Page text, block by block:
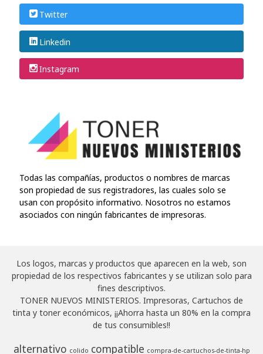
Twitter
Linkedin
Instagram
Todas las compañías, productos o nombres de marcas
son propiedad de sus registradores, las cuales solo se
usan con propósito informativo. Nosotros no estamos
asociados con ningún fabricantes de impresoras.
Los logos, marcas y productos que aparecen en la web, son
propiedad de los respectivos fabricantes y se utilizan solo para
fines descriptivos.
TONER NUEVOS MINISTERIOS. Impresoras, Cartuchos de
tinta y toner económicos, ¡¡Ahorra hasta un 80% en la compra
de tus consumibles!!
alternativo colido compatible compra-de-cartuchos-de-tinta-hp